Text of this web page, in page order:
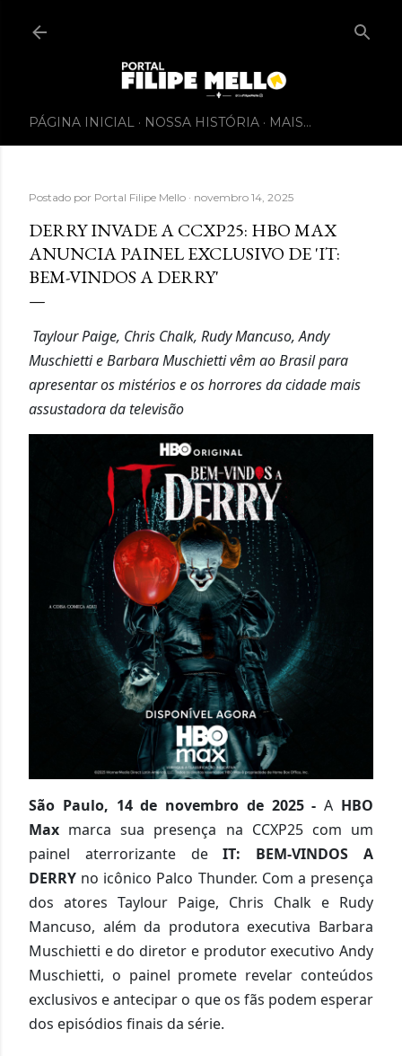
PÁGINA INICIAL NOSSA HISTÓRIA MAIS…
Postado por Portal Filipe Mello novembro 14, 2025
DERRY INVADE A CCXP25: HBO MAX
ANUNCIA PAINEL EXCLUSIVO DE 'IT:
BEM-VINDOS A DERRY'
Taylour Paige, Chris Chalk, Rudy Mancuso, Andy
Muschietti e Barbara Muschietti vêm ao Brasil para
apresentar os mistérios e os horrores da cidade mais
assustadora da televisão
São Paulo, 14 de novembro de 2025 -A HBO
Max marca sua presença na CCXP25 com um
painel aterrorizante deIT: BEM-VINDOS A
DERRY no icônico Palco Thunder. Com a presença
dos atores Taylour Paige, Chris Chalk e Rudy
Mancuso, além da produtora executiva Barbara
Muschietti e do diretor e produtor executivo Andy
Muschietti, o painel promete revelar conteúdos
exclusivos e antecipar o que os fãs podem esperar
dos episódios finais da série.